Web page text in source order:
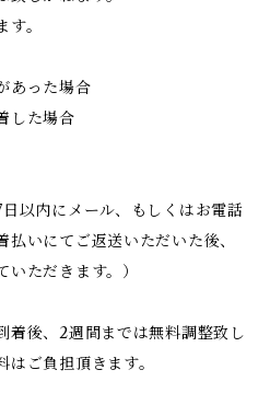
。
あった場合
した場合
以内にメール、もしくはお電話
いにてご返送いただいた後、
ただきます。）
後、2週間までは無料調整致し
ご負担頂きます。